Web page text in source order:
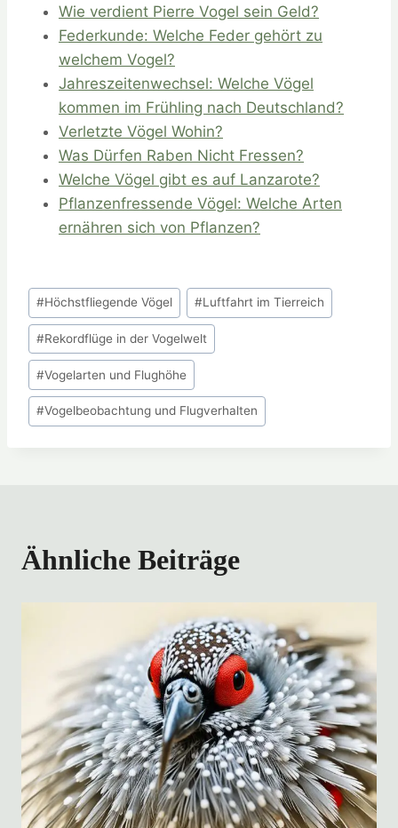
Wie verdient Pierre Vogel sein Geld?
Federkunde: Welche Feder gehört zu
welchem Vogel?
Jahreszeitenwechsel: Welche Vögel
kommen im Frühling nach Deutschland?
Verletzte Vögel Wohin?
Was Dürfen Raben Nicht Fressen?
Welche Vögel gibt es auf Lanzarote?
Pflanzenfressende Vögel: Welche Arten
ernähren sich von Pflanzen?
Schlagworte:
#Höchstfliegende Vögel #Luftfahrt im Tierreich
#Rekordflüge in der Vogelwelt
#Vogelarten und Flughöhe
#Vogelbeobachtung und Flugverhalten
Ähnliche Beiträge